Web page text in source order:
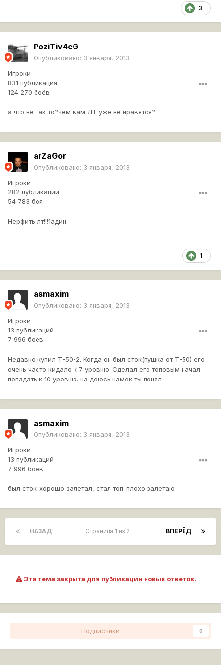
3
PoziTiv4eG
Опубликовано: 3 января, 2013
Игроки
831 публикация
124 270 боёв
а что не так то?чем вам ЛТ уже не нравятся?
arZaGor
Опубликовано: 3 января, 2013
Игроки
282 публикации
54 783 боя
Нерфить лт!!!1адин
1
asmaxim
Опубликовано: 3 января, 2013
Игроки
13 публикаций
7 996 боёв
Недавно купил Т-50-2. Когда он был сток(пушка от Т-50) его
очень часто кидало к 7 уровню. Сделал его топовым начал
попадать к 10 уровню. на деюсь намек ты понял
asmaxim
Опубликовано: 3 января, 2013
Игроки
13 публикаций
7 996 боёв
был сток-хорошо залетал, стал топ-плохо залетаю
НАЗАД ВПЕРЁД
Страница 1 из 2
Эта тема закрыта для публикации новых ответов.
Подписчики 0